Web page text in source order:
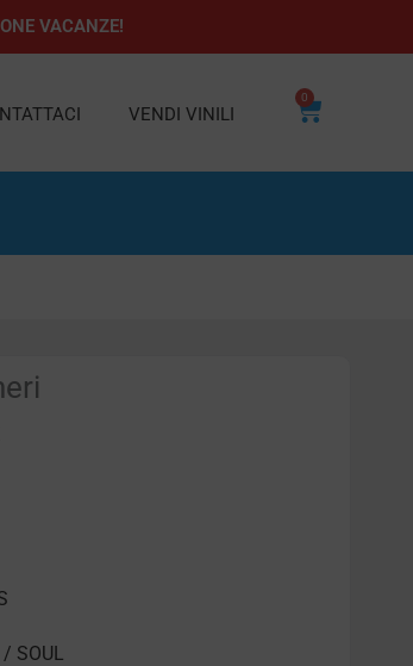
VACANZE!
VENDI VINILI
0
Carrello
SOUL